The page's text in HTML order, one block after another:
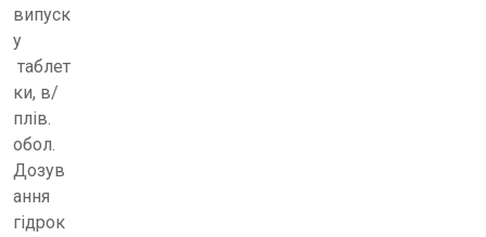
випуск
у
таблет
ки, в/
плів.
обол.
Дозув
ання
гідрок